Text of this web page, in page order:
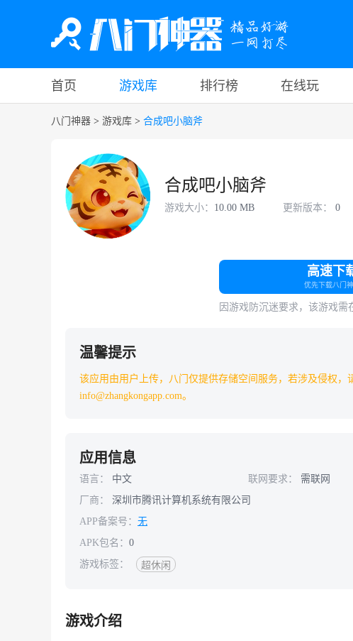
首页 游戏库 排行榜 在线玩
八门神器 > 游戏库 > 合成吧小脑斧
合成吧小脑斧
游戏大小： 10.00 MB 更新版本： 0
高速下
优先下载八门
因游戏防沉迷要求，该游戏需
温馨提示
该应用由用户上传，八门仅提供存储空间服务，若涉及侵权，
info@zhangkongapp.com。
应用信息
语言： 中文 联网要求： 需联网
厂商：
深圳市腾讯计算机系统有限公司
APP备案号： 无
APK包名： 0
游戏标签：
超休闲
游戏介绍